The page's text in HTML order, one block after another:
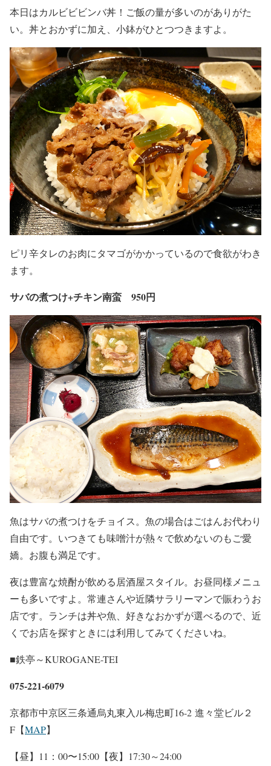
本日はカルビビビンバ丼！ご飯の量が多いのがありがた
い。丼とおかずに加え、小鉢がひとつつきますよ。
ピリ辛タレのお肉にタマゴがかかっているので食欲がわき
ます。
サバの煮つけ+チキン南蛮 950円
魚はサバの煮つけをチョイス。魚の場合はごはんお代わり
自由です。いつきても味噌汁が熱々で飲めないのもご愛
嬌。お腹も満足です。
夜は豊富な焼酎が飲める居酒屋スタイル。お昼同様メニュ
ーも多いですよ。常連さんや近隣サラリーマンで賑わうお
店です。ランチは丼や魚、好きなおかずが選べるので、近
くでお店を探すときには利用してみてくださいね。
■鉄亭～KUROGANE-TEI
075-221-6079
京都市中京区三条通烏丸東入ル梅忠町16-2 進々堂ビル２
F【MAP】
【昼】11：00〜15:00【夜】17:30～24:00